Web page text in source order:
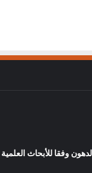
وفقا للأبحاث العلمية